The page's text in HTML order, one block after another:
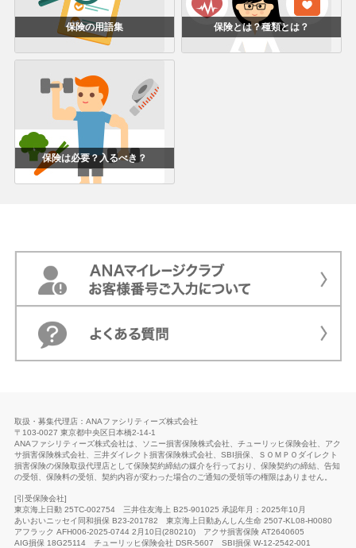
保険の用語集 保険とは？種類とは？
保険は必要？入るべき？
取扱・募集代理店：ANAファシリティーズ株式会社
〒103-0027 東京都中央区日本橋2-14-1
ANAファシリティーズ株式会社は、ソニー損害保険株式会社、チューリッヒ保険会社、アク
サ損害保険株式会社、三井ダイレクト損害保険株式会社、SBI損保、ＳＯＭＰＯダイレクト
損害保険の保険取扱代理店として保険契約締結の媒介を行っており、保険契約の締結、告知
の受領、保険料の受領、契約内容が変わった場合のご通知の受領等の権限はありません。
[引受保険会社]
東京海上日動 25TC-002754
三井住友海上 B25-901025 承認年月：2025年10月
あいおいニッセイ同和損保 B23-201782
東京海上日動あんしん生命 2507-KL08-H0080
アフラック AFH006-2025-0744 2月10日(280210)
アクサ損害保険 AT2640605
AIG損保 18G25114
チューリッヒ保険会社 DSR-5607
SBI損保 W-12-2542-001